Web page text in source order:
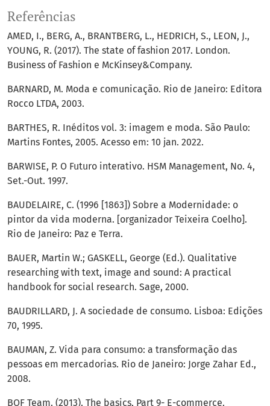
Referências
AMED, I., BERG, A., BRANTBERG, L., HEDRICH, S., LEON, J.,
YOUNG, R. (2017). The state of fashion 2017. London.
Business of Fashion e McKinsey&Company.
BARNARD, M. Moda e comunicação. Rio de Janeiro: Editora
Rocco LTDA, 2003.
BARTHES, R. Inéditos vol. 3: imagem e moda. São Paulo:
Martins Fontes, 2005. Acesso em: 10 jan. 2022.
BARWISE, P. O Futuro interativo. HSM Management, No. 4,
Set.-Out. 1997.
BAUDELAIRE, C. (1996 [1863]) Sobre a Modernidade: o
pintor da vida moderna. [organizador Teixeira Coelho].
Rio de Janeiro: Paz e Terra.
BAUER, Martin W.; GASKELL, George (Ed.). Qualitative
researching with text, image and sound: A practical
handbook for social research. Sage, 2000.
BAUDRILLARD, J. A sociedade de consumo. Lisboa: Edições
70, 1995.
BAUMAN, Z. Vida para consumo: a transformação das
pessoas em mercadorias. Rio de Janeiro: Jorge Zahar Ed.,
2008.
BOF Team. (2013). The basics, Part 9- E-commerce.